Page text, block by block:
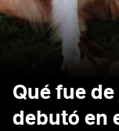
Qué fue
debutó en